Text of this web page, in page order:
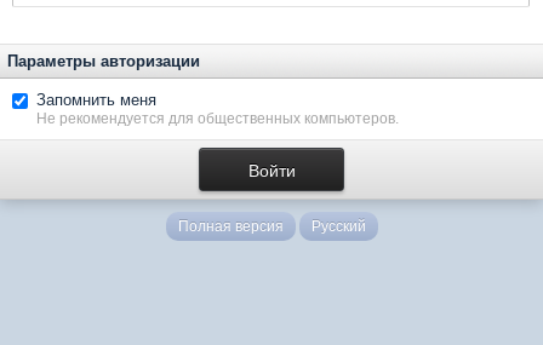
Параметры авторизации
Запомнить меня
Не рекомендуется для общественных компьютеров.
Полная версия Русский